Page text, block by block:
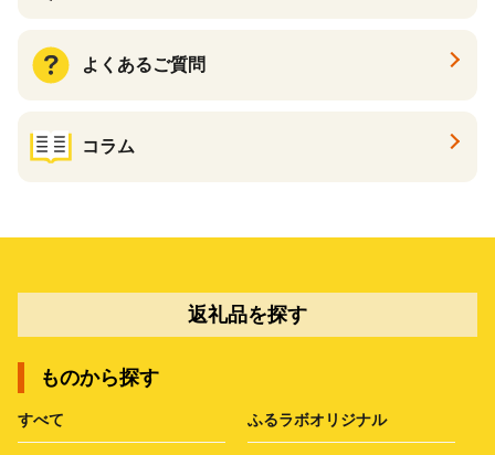
よくあるご質問
コラム
返礼品を探す
ものから探す
すべて ふるラボオリジナル